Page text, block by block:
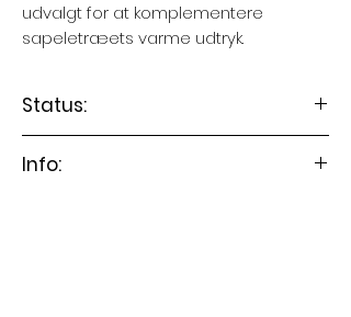
udvalgt for at komplementere
sapeletræets varme udtryk.
Status:
Info: